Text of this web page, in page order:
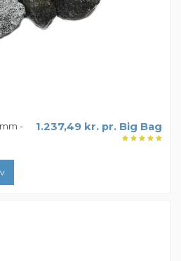
-
1.237,49 kr. pr. Big Bag